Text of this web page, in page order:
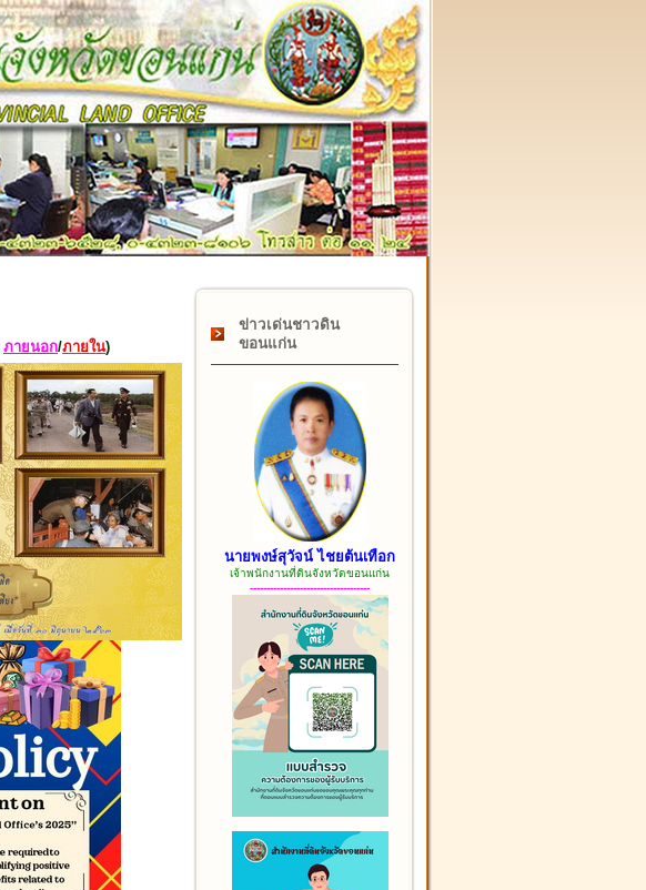
๑๗ กุมภาพันธ์ "วันคล้ายวันสถาปนากรมที่ดิน" ครบรอบ ๑๒๒
ภายนอก/ภายใน)
ข่าวเด่นชาวดิน
ขอนแก่น
นายพงษ์สุวัจน์ ไชยต้นเทือก
เจ้าพนักงานที่ดินจังหวัดขอนแก่น
------------------------------------